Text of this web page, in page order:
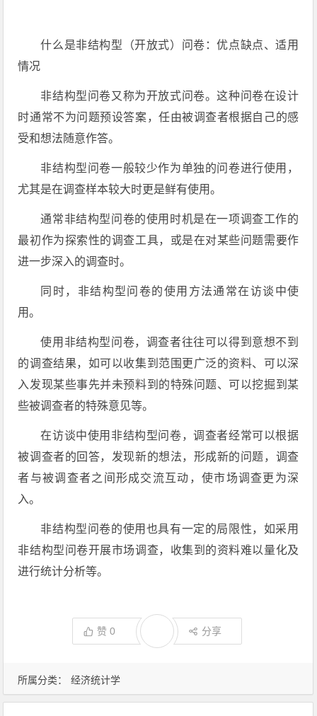
什么是非结构型（开放式）问卷：优点缺点、适用
情况
非结构型问卷又称为开放式问卷。这种问卷在设计
时通常不为问题预设答案，任由被调查者根据自己的感
受和想法随意作答。
非结构型问卷一般较少作为单独的问卷进行使用，
尤其是在调查样本较大时更是鲜有使用。
通常非结构型问卷的使用时机是在一项调查工作的
最初作为探索性的调查工具，或是在对某些问题需要作
进一步深入的调查时。
同时，非结构型问卷的使用方法通常在访谈中使
用。
使用非结构型问卷，调查者往往可以得到意想不到
的调查结果，如可以收集到范围更广泛的资料、可以深
入发现某些事先并未预料到的特殊问题、可以挖掘到某
些被调查者的特殊意见等。
在访谈中使用非结构型问卷，调查者经常可以根据
被调查者的回答，发现新的想法，形成新的问题，调查
者与被调查者之间形成交流互动，使市场调查更为深
入。
非结构型问卷的使用也具有一定的局限性，如采用
非结构型问卷开展市场调查，收集到的资料难以量化及
进行统计分析等。
赞0 分享
所属分类： 经济统计学